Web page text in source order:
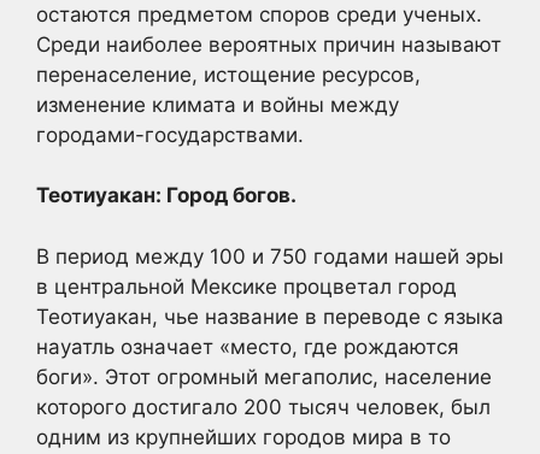
остаются предметом споров среди ученых.
Среди наиболее вероятных причин называют
перенаселение, истощение ресурсов,
изменение климата и войны между
городами-государствами.
Теотиуакан: Город богов.
В период между 100 и 750 годами нашей эры
в центральной Мексике процветал город
Теотиуакан, чье название в переводе с языка
науатль означает «место, где рождаются
боги». Этот огромный мегаполис, население
которого достигало 200 тысяч человек, был
одним из крупнейших городов мира в то